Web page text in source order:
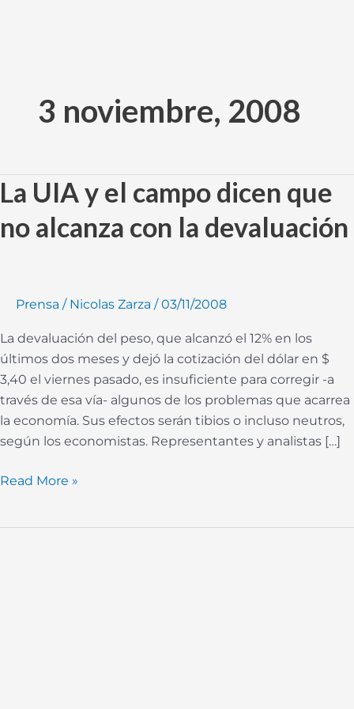
contenido3 noviembre, 2008
La UIA y el campo dicen que
no alcanza con la devaluación
Prensa / Nicolas Zarza /03/11/2008
La devaluación del peso, que alcanzó el 12% en los
últimos dos meses y dejó la cotización del dólar en $
3,40 el viernes pasado, es insuficiente para corregir -a
través de esa vía- algunos de los problemas que acarrea
la economía. Sus efectos serán tibios o incluso neutros,
según los economistas. Representantes y analistas […]
La
UIA
y
que
la
Read More »